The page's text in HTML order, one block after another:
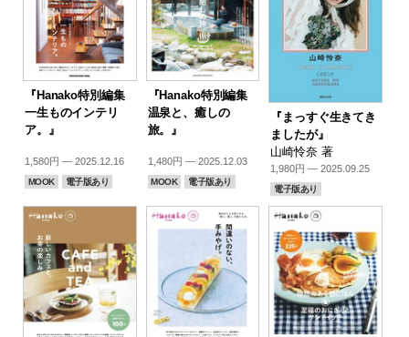
『Hanako特別編集
一生ものインテリ
ア。』
1,580円 — 2025.12.16
MOOK 電子版あり
『Hanako特別編集
温泉と、癒しの
旅。』
1,480円 — 2025.12.03
MOOK 電子版あり
『まっすぐ生きてき
ましたが』
山崎怜奈 著
1,980円 — 2025.09.25
電子版あり